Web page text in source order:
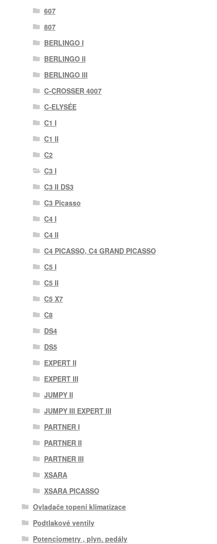
607
807
BERLINGO I
BERLINGO II
BERLINGO III
C-CROSSER 4007
C-ELYSÉE
C1 I
C1 II
C2
C3 I
C3 II DS3
C3 Picasso
C4 I
C4 II
C4 PICASSO, C4 GRAND PICASSO
C5 I
C5 II
C5 X7
C8
DS4
DS5
EXPERT II
EXPERT III
JUMPY II
JUMPY III EXPERT III
PARTNER I
PARTNER II
PARTNER III
XSARA
XSARA PICASSO
Ovladače topení klimatizace
Podtlakové ventily
Potenciometry , plyn. pedály